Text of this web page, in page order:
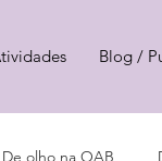
Blog /
De olho na OAB